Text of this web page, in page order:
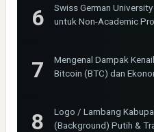
Swiss German
untuk Non-Academic
Mengenal Dampak
Bitcoin (BTC) dan
Logo / Lambang
(Background) Putih &